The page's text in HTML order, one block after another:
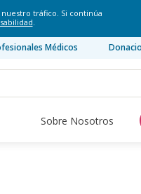
tráfico. Si continúa
.
Médicos
Sobre Nosotros